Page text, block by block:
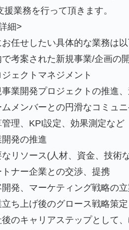
援業務を行って頂きます。
細>
任せしたい具体的な業務は以
で考案された新規事業/企画の
ェクトマネジメント
事業開発プロジェクトの推進
ムメンバーとの円滑なコミュ
管理、KPI設定、効果測定など
発の推進
なリソース(人材、資金、技術
トナー企業との交渉、提携
開発、マーケティング戦略の
立ち上げ後のグロース戦略策
後のキャリアステップとして